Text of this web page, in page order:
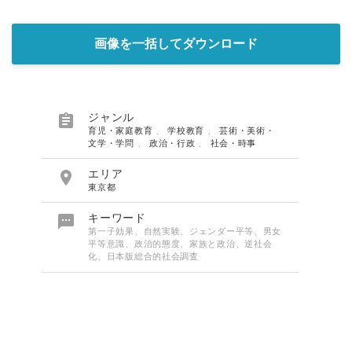
画像を一括してダウンロード
 ジャンル
育児・家庭教育 、学校教育 、芸術・美術・
文学・学問
政治・行政 社会・時事
 エリア
東京都
 キーワード
第一子効果、自然実験、ジェンダー平等、男女
平等意識、政治的態度、家族と政治、逆社会
化、日本版総合的社会調査